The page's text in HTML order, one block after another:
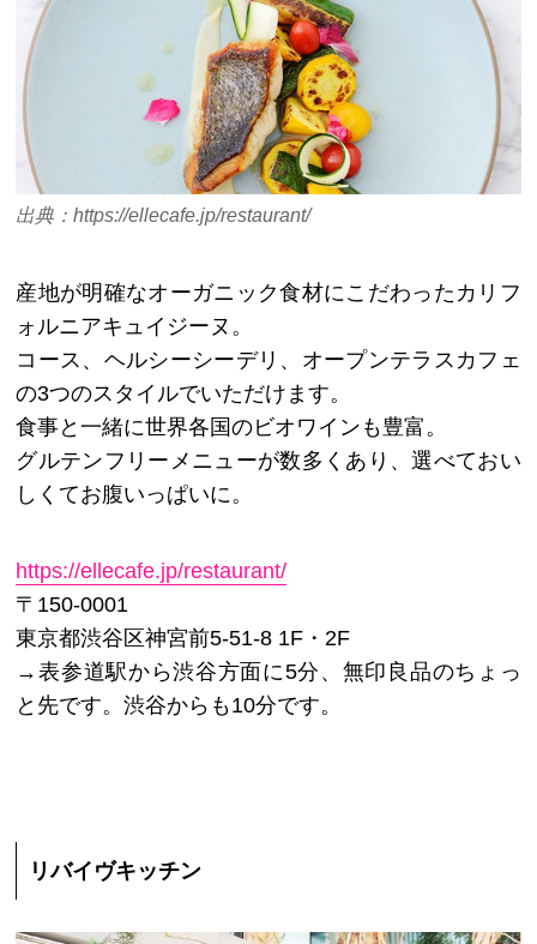
出典：https://ellecafe.jp/restaurant/
産地が明確なオーガニック食材にこだわったカリフ
ォルニアキュイジーヌ。
コース、ヘルシーシーデリ、オープンテラスカフェ
の3つのスタイルでいただけます。
食事と一緒に世界各国のビオワインも豊富。
グルテンフリーメニューが数多くあり、選べておい
しくてお腹いっぱいに。
https://ellecafe.jp/restaurant/
〒150-0001
東京都渋谷区神宮前5-51-8 1F・2F
→表参道駅から渋谷方面に5分、無印良品のちょっ
と先です。渋谷からも10分です。
リバイヴキッチン